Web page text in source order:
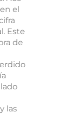
el
Este
de
las